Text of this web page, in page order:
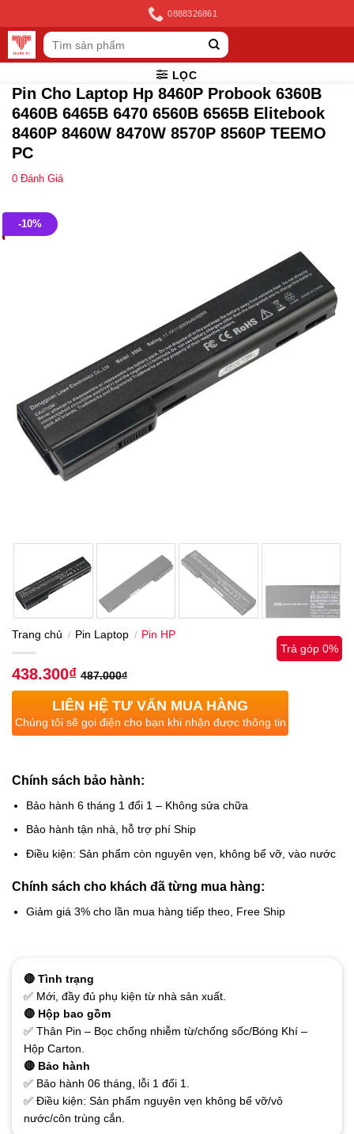
to
content
0888326861
Tìm
kiếm:
LỌC
Pin Cho Laptop Hp 8460P Probook 6360B
6460B 6465B 6470 6560B 6565B Elitebook
8460P 8460W 8470W 8570P 8560P TEEMO
PC
0 Đánh Giá
-10%
Trang chủ / Pin Laptop / Pin HP
438.300₫ 487.000₫
Trả góp 0%
LIÊN HỆ TƯ VẤN MUA HÀNG
Chúng tôi sẽ gọi điện cho bạn khi nhận được thông tin
Chính sách bảo hành:
Bảo hành 6 tháng 1 đổi 1 – Không sửa chữa
Bảo hành tận nhà, hỗ trợ phí Ship
Điều kiện: Sản phẩm còn nguyên vẹn, không bể vỡ, vào nước
Chính sách cho khách đã từng mua hàng:
Giảm giá 3% cho lần mua hàng tiếp theo, Free Ship
🔴 Tình trạng
✅ Mới, đầy đủ phụ kiện từ nhà sản xuất.
🔴 Hộp bao gồm
✅ Thân Pin – Bọc chống nhiễm từ/chống sốc/Bóng Khí –
Hộp Carton.
🔴 Bảo hành
✅ Bảo hành 06 tháng, lỗi 1 đổi 1.
✅ Điều kiện: Sản phẩm nguyên vẹn không bể vỡ/vô
nước/côn trùng cắn.